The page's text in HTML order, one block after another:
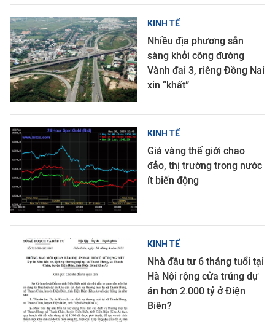
KINH TẾ
Nhiều địa phương sẵn
sàng khởi công đường
Vành đai 3, riêng Đồng Nai
xin “khất”
KINH TẾ
Giá vàng thế giới chao
đảo, thị trường trong nước
ít biến động
KINH TẾ
Nhà đầu tư 6 tháng tuổi tại
Hà Nội rộng cửa trúng dự
án hơn 2.000 tỷ ở Điện
Biên?